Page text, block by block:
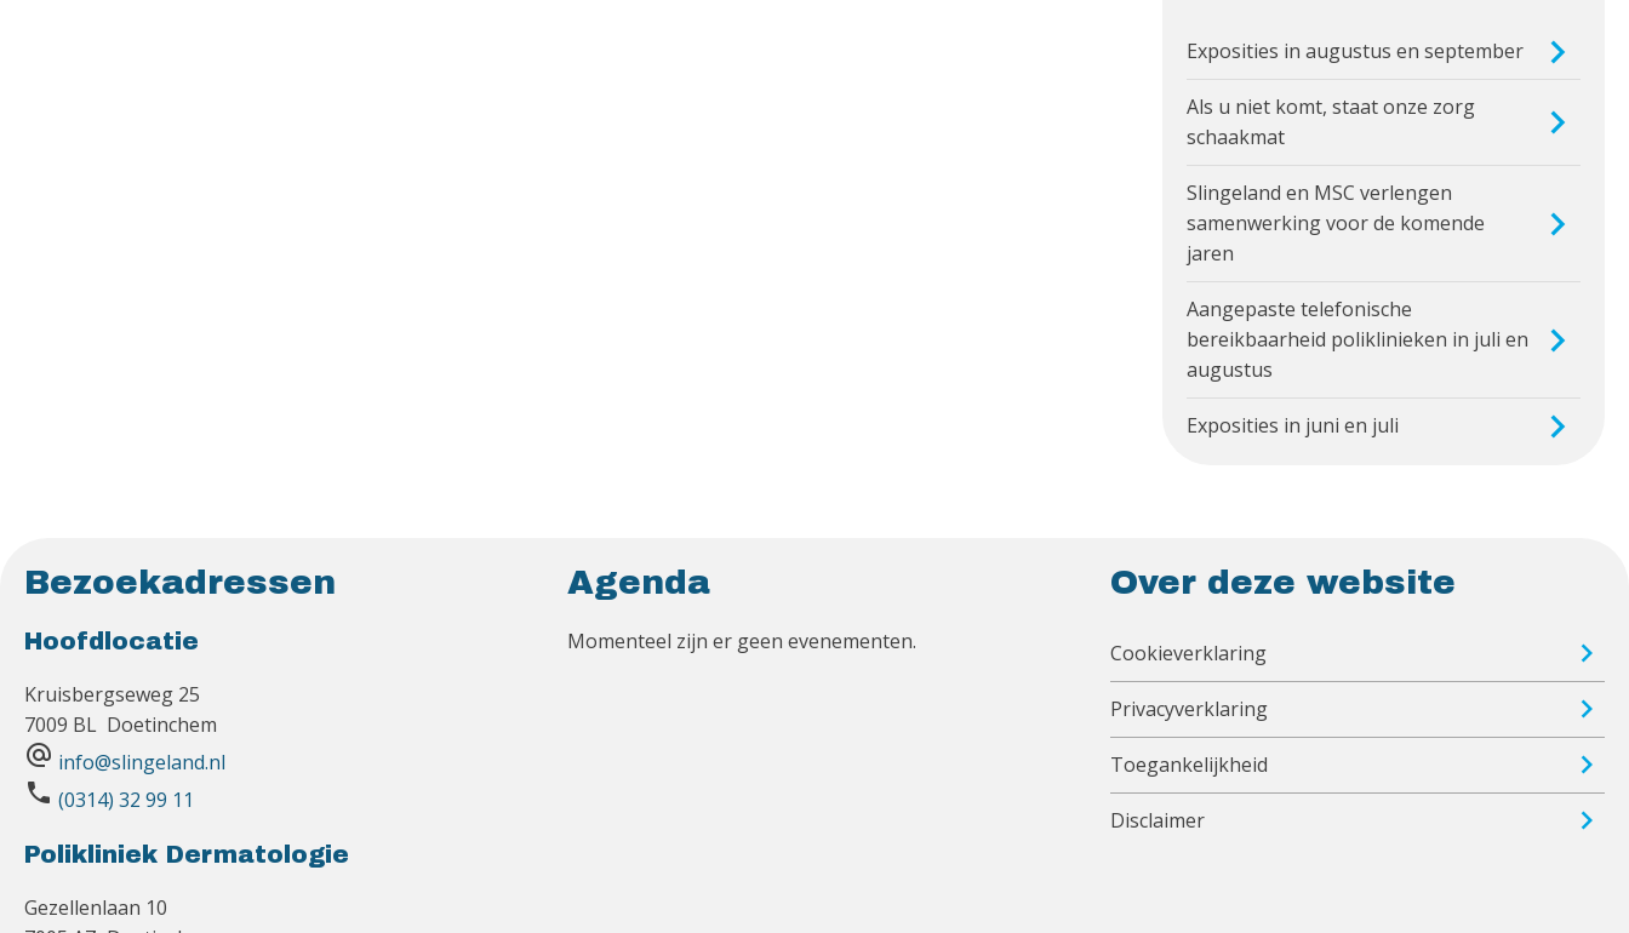
Exposities in augustus en september
Als u niet komt, staat onze zorg
schaakmat
Slingeland en MSC verlengen
samenwerking voor de komende
jaren
Aangepaste telefonische
bereikbaarheid poliklinieken in juli en
augustus
Exposities in juni en juli
Bezoekadressen
Hoofdlocatie
Kruisbergseweg 25
7009 BL Doetinchem
alternate_email info@slingeland.nl
phone (0314) 32 99 11
Polikliniek Dermatologie
Gezellenlaan 10
Agenda
Momenteel zijn er geen evenementen.
Over deze website
Cookieverklaring
Privacyverklaring
Toegankelijkheid
Disclaimer